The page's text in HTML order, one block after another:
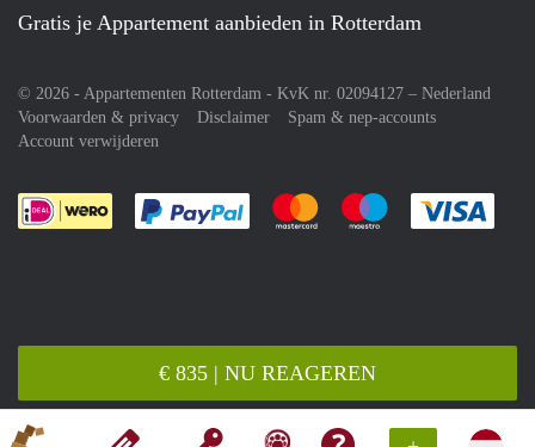
€ 835 | NU REAGEREN
Gratis je Appartement aanbieden in Rotterdam
© 2026 - Appartementen Rotterdam - KvK nr. 02094127 – Nederland
Voorwaarden & privacy
Disclaimer
Spam & nep-accounts
Account verwijderen
Je rekent gemakkelijk af met Paypal
Je rekent gemakkelijk af met
Je rekent